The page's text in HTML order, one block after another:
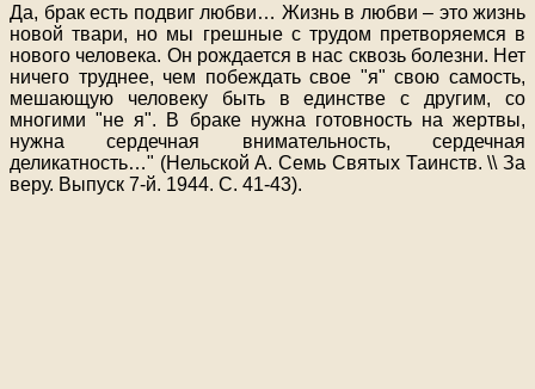
Да, брак есть подвиг любви… Жизнь в любви – это жизнь
новой твари, но мы грешные с трудом претворяемся в
нового человека. Он рождается в нас сквозь болезни. Нет
ничего труднее, чем побеждать свое "я" свою самость,
мешающую человеку быть в единстве с другим, со
многими "не я". В браке нужна готовность на жертвы,
нужна сердечная внимательность, сердечная
деликатность…" (Нельской А. Семь Святых Таинств. \\ За
веру. Выпуск 7-й. 1944. С. 41-43).